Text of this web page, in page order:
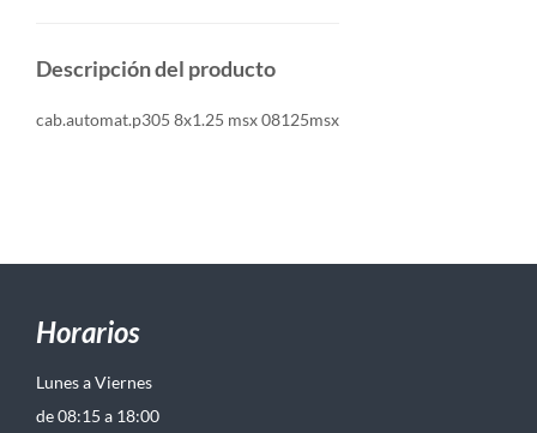
Descripción del producto
cab.automat.p305 8x1.25 msx 08125msx
Horarios
Lunes a Viernes
de 08:15 a 18:00